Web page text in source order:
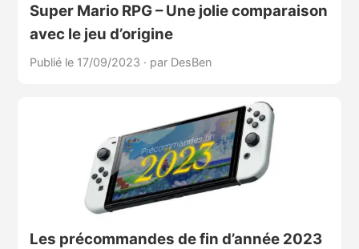
Super Mario RPG – Une jolie comparaison
avec le jeu d’origine
Publié le 17/09/2023 · par DesBen
Les précommandes de fin d’année 2023